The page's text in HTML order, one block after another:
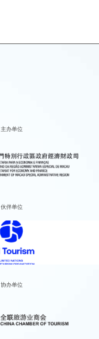
主办单位
伙伴单位
协办单位